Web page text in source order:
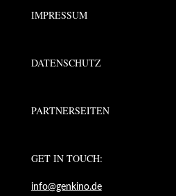
IMPRESSUM
DATENSCHUTZ
PARTNERSEITEN
GET IN TOUCH:
info@genkino.de